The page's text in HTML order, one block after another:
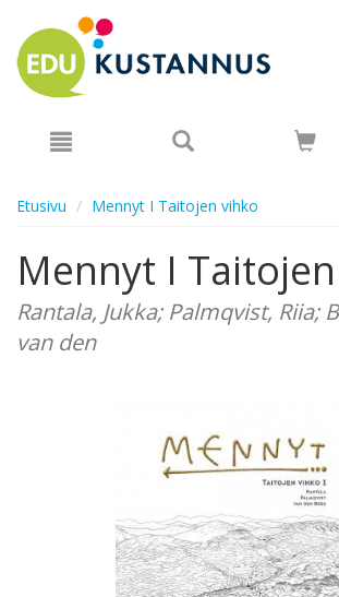
Etusivu Mennyt I Taitojen vihko
Mennyt I
Rantala, Jukka; Palmqvist, Riia;
van den